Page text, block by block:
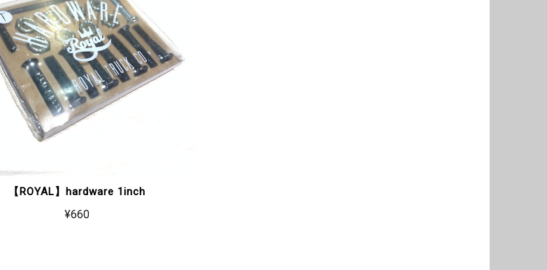
【ROYAL】hardware 1inch
¥660